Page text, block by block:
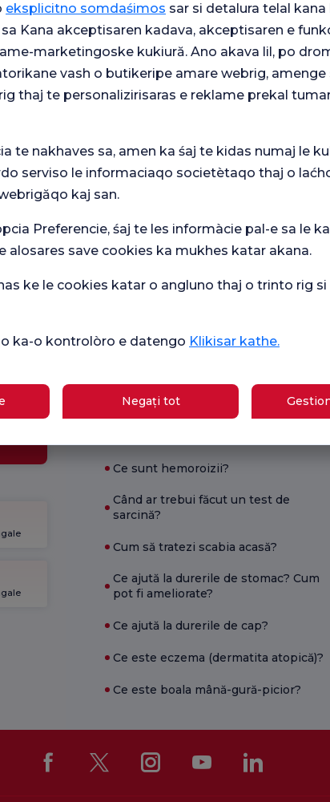
Me
Care sunt simptomele sarcinii?
Care sunt simptomele deficitului de
Ce sunt hemoroizii?
Când ar trebui făcut un test de
sarcină?
Cum să tratezi scabia acasă?
Ce ajută la durerile de stomac? Cum
pot fi ameliorate?
Ce ajută la durerile de cap?
Ce este eczema (dermatita atopică)?
Ce este boala mână-gură-picior?
Sondaj general
de satisfacție
eksplicitno somdaśimos sar si detalura telal
Kana akceptisaren kadava, akceptisaren e
marketingoske kukiură. Ano akava lil, po
vash o butikeripe amare webrig, amenge
thaj te personalizirisaras e reklame prekal
te nakhaves sa, amen ka śaj te kidas numaj le
serviso le informaciaqo societètaqo thaj o
kaj san.
Preferencie, śaj te les informàcie pal-e sa le
alosares save cookies ka mukhes katar akana.
ke le cookies katar o angluno thaj o trinto rig
ka-o kontrolòro e datengo Klikisar kathe.
Negați tot